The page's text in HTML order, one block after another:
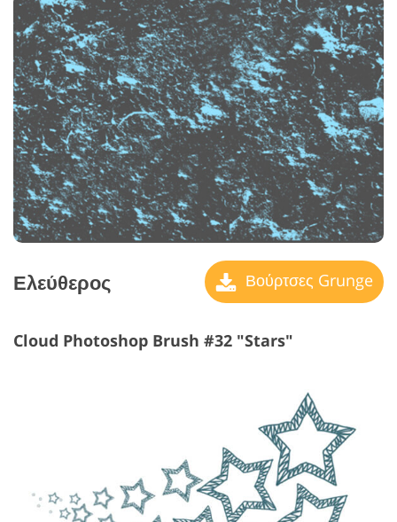
Ελεύθερος Βούρτσες Grunge
Cloud Photoshop Brush #32 "Stars"